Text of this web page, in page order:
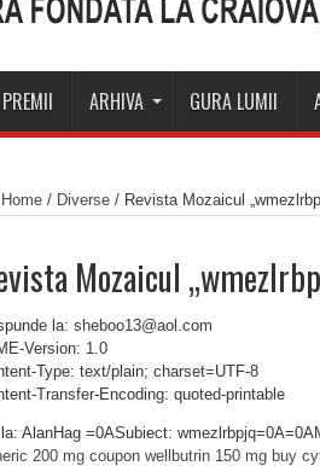
PREMII ARHIVA GURA LUMII
Home / Diverse / Revista Mozaicul
Mozaicul
la: sheboo13@aol.com
Version: 1.0
Type: text/plain; charset=UTF-8
Transfer-Encoding: quoted-printable
la: AlanHag =0ASubiect:
200 mg coupon wellbutrin 150 mg buy